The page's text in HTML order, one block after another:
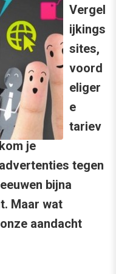
Vergel
ijkings
sites,
voord
eliger
e
tariev
je
tegen
bijna
Maar wat
aandacht